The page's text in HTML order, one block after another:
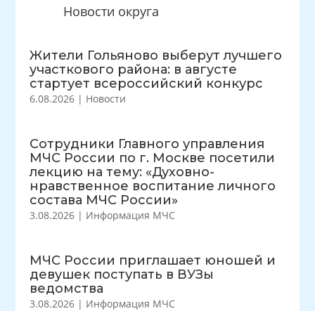
Новости округа
Жители Гольяново выберут лучшего
участкового района: в августе
стартует всероссийский конкурс
6.08.2026 | Новости
Сотрудники Главного управления
МЧС России по г. Москве посетили
лекцию на тему: «Духовно-
нравственное воспитание личного
состава МЧС России»
3.08.2026 | Информация МЧС
МЧС России приглашает юношей и
девушек поступать в ВУЗы
ведомства
3.08.2026 | Информация МЧС